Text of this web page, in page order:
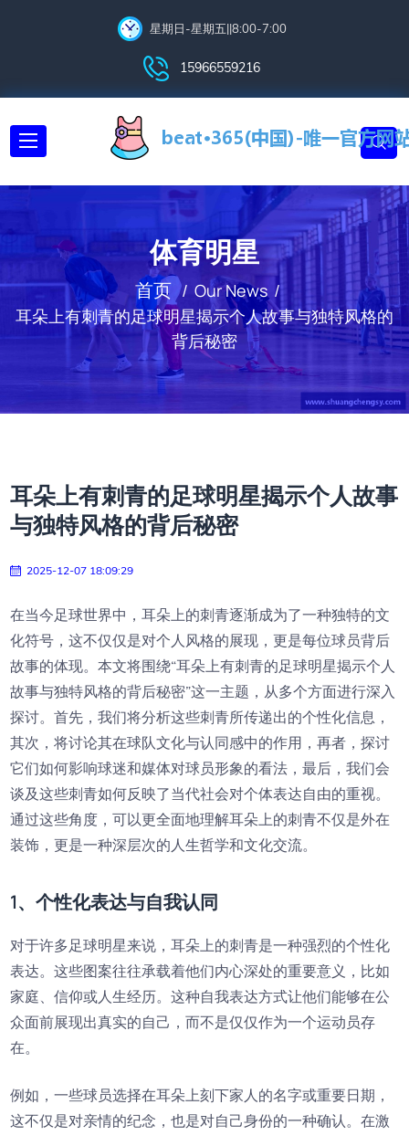
星期日-星期五||8:00-7:00
15966559216
体育明星
首页
Our News
耳朵上有刺青的足球明星揭示个人故事与独特风格的
背后秘密
耳朵上有刺青的足球明星揭示个人故事
与独特风格的背后秘密
2025-12-07 18:09:29
在当今足球世界中，耳朵上的刺青逐渐成为了一种独特的文
化符号，这不仅仅是对个人风格的展现，更是每位球员背后
故事的体现。本文将围绕“耳朵上有刺青的足球明星揭示个人
故事与独特风格的背后秘密”这一主题，从多个方面进行深入
探讨。首先，我们将分析这些刺青所传递出的个性化信息，
其次，将讨论其在球队文化与认同感中的作用，再者，探讨
它们如何影响球迷和媒体对球员形象的看法，最后，我们会
谈及这些刺青如何反映了当代社会对个体表达自由的重视。
通过这些角度，可以更全面地理解耳朵上的刺青不仅是外在
装饰，更是一种深层次的人生哲学和文化交流。
1、个性化表达与自我认同
对于许多足球明星来说，耳朵上的刺青是一种强烈的个性化
表达。这些图案往往承载着他们内心深处的重要意义，比如
家庭、信仰或人生经历。这种自我表达方式让他们能够在公
众面前展现出真实的自己，而不是仅仅作为一个运动员存
在。
例如，一些球员选择在耳朵上刻下家人的名字或重要日期，
这不仅是对亲情的纪念，也是对自己身份的一种确认。在激